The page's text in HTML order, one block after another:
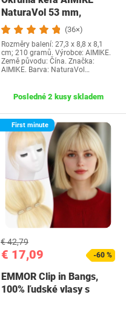
NaturaVol 53 mm,
Profesionálna okrúhla…
(36×)
Rozměry balení: 27,3 x 8,8 x 8,1
cm; 210 gramů. Výrobce: AIMIKE.
Země původu: Čína. Značka:
AIMIKE. Barva: NaturaVol…
Posledné 2 kusy skladem
First minute
€ 17,09
€ 42,79
-60 %
EMMOR Clip in Bangs,
100% ľudské vlasy s